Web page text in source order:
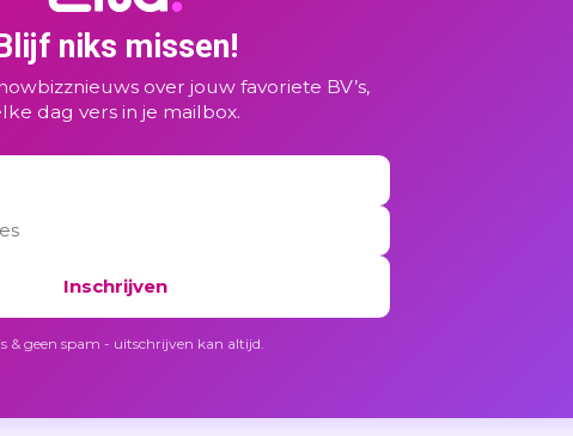
niks missen!
over jouw favoriete BV’s,
dag vers in je mailbox.
Inschrijven
& geen spam - uitschrijven kan altijd.